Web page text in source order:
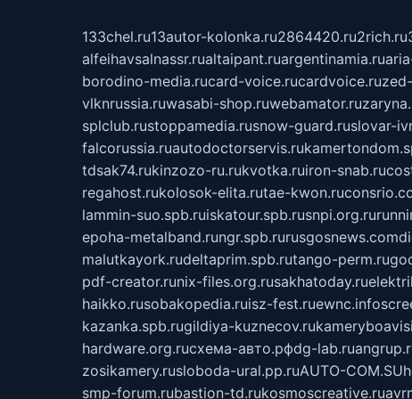
133chel.ru13autor-kolonka.ru2864420.ru2rich.ru
alfeihavsalnassr.rualtaipant.ruargentinamia.ru
borodino-media.rucard-voice.rucardvoice.ru
vlknrussia.ruwasabi-shop.ruwebamator.ru
splclub.rustoppamedia.rusnow-guard.ruslovar-
falcorussia.ruautodoctorservis.ru
tdsak74.rukinzozo-ru.rukvotka.ruiron-snab.ru
regahost.rukolosok-elita.rutae-kwon.ru
lammin-suo.spb.ruiskatour.spb.rusnpi.org.ru
epoha-metalband.rungr.spb.rurusgosnews.com
malutkayork.rudeltaprim.spb.rutango-perm.ru
pdf-creator.runix-files.org.rusakhatoday.ru
haikko.rusobakopedia.ruisz-fest.ruewnc.info
kazanka.spb.rugildiya-kuznecov.ru
hardware.org.ruсхема-авто.рфdg-lab.ru
zosikamery.rusloboda-ural.pp.ruAUTO-COM.SU
smp-forum.rubastion-td.rukosmoscreative.ru